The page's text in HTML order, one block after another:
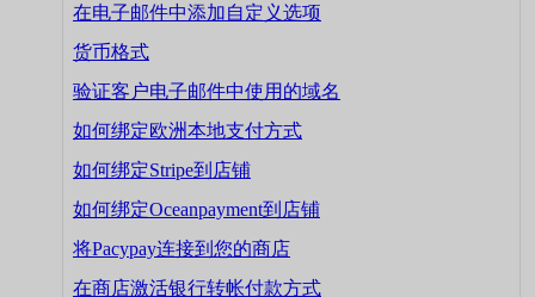
在电子邮件中添加自定义选项
货币格式
验证客户电子邮件中使用的域名
如何绑定欧洲本地支付方式
如何绑定Stripe到店铺
如何绑定Oceanpayment到店铺
将Pacypay连接到您的商店
在商店激活银行转帐付款方式